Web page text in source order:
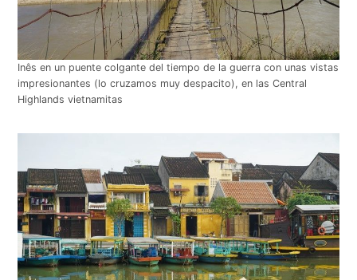
Inês en un puente colgante del tiempo de la guerra con unas vistas
impresionantes (lo cruzamos muy despacito), en las Central
Highlands vietnamitas